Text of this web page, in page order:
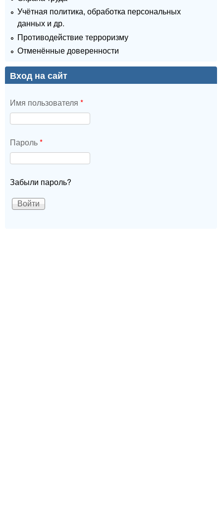
Учётная политика, обработка персональных
данных и др.
Противодействие терроризму
Отменённые доверенности
Вход на сайт
Имя пользователя *
Пароль*
Забыли пароль?